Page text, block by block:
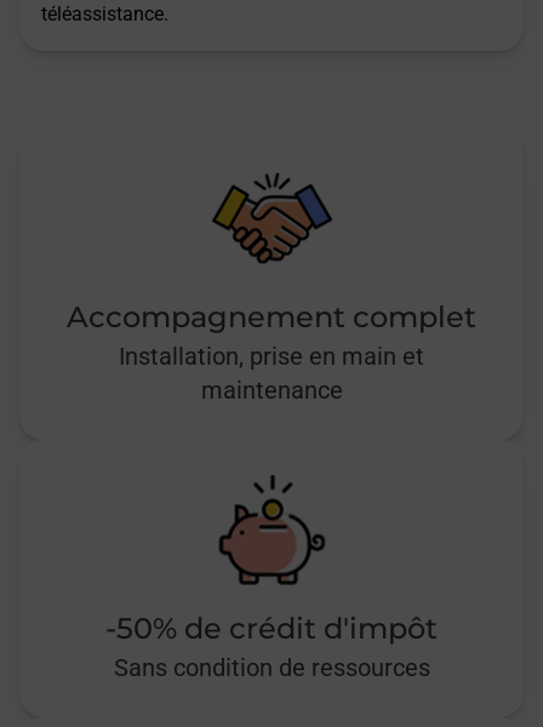
téléassistance.
Accompagnement complet
Installation, prise en main et
maintenance
-50% de crédit d'impôt
Sans condition de ressources